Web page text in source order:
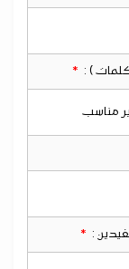
مناسب